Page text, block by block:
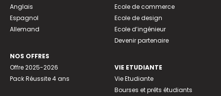
Anglais
Espagnol
Allemand
NOS OFFRES
Offre 2025-2026
Pack Réussite 4 ans
Ecole de commerce
Ecole de design
Ecole d’ingénieur
Devenir partenaire
VIE ETUDIANTE
Vie Etudiante
Bourses et prêts étudiants